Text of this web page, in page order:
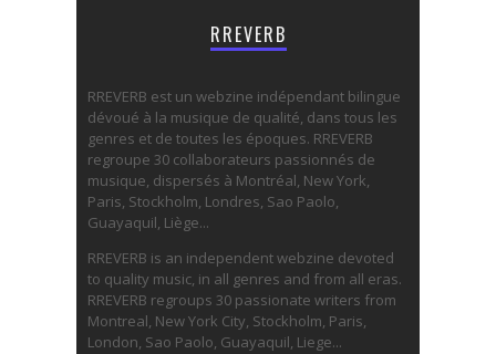
RREVERB
RREVERB est un webzine indépendant bilingue
dévoué à la musique de qualité, dans tous les
genres et de toutes les époques. RREVERB
regroupe 30 collaborateurs passionnés de
musique, dispersés à Montréal, New York,
Paris, Stockholm, Londres, Sao Paolo,
Guayaquil, Liège...
RREVERB is an independent webzine devoted
to quality music, in all genres and from all eras.
RREVERB regroups 30 passionate writers from
Montreal, New York City, Stockholm, Paris,
London, Sao Paolo, Guayaquil, Liege...